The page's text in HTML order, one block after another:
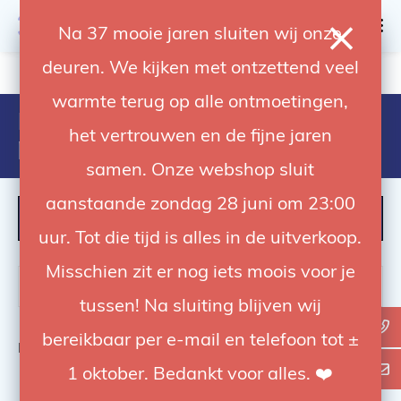
Na 37 mooie jaren sluiten wij onze
deuren. We kijken met ontzettend veel
warmte terug op alle ontmoetingen,
het vertrouwen en de fijne jaren
samen. Onze webshop sluit
aanstaande zondag 28 juni om 23:00
uur. Tot die tijd is alles in de uitverkoop.
Misschien zit er nog iets moois voor je
tussen! Na sluiting blijven wij
bereikbaar per e-mail en telefoon tot ±
1 oktober. Bedankt voor alles. ❤️
4.92 / 5 op trusted shops
Products tagged with amaran
p60x
Bekijk0 van de 0 producten